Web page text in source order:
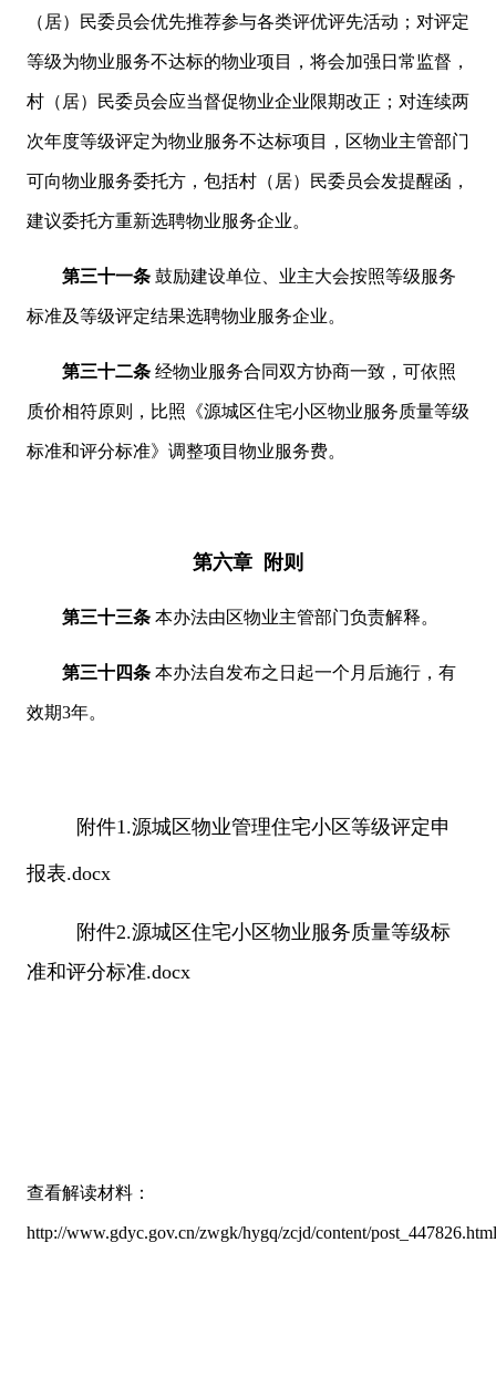
（居）民委员会优先推荐参与各类评优评先活动；对评定
等级为物业服务不达标的物业项目，将会加强日常监督，
村（居）民委员会应当督促物业企业限期改正；对连续两
次年度等级评定为物业服务不达标项目，区物业主管部门
可向物业服务委托方，包括村（居）民委员会发提醒函，
建议委托方重新选聘物业服务企业。
第三十一条鼓励建设单位、业主大会按照等级服务
标准及等级评定结果选聘物业服务企业。
第三十二条经物业服务合同双方协商一致，可依照
质价相符原则，比照《源城区住宅小区物业服务质量等级
标准和评分标准》调整项目物业服务费。
第六章 附则
第三十三条本办法由区物业主管部门负责解释。
第三十四条本办法自发布之日起一个月后施行，有
效期3年。
附件1.源城区物业管理住宅小区等级评定申
报表.docx
附件2.源城区住宅小区物业服务质量等级标
准和评分标准.docx
查看解读材料：
http://www.gdyc.gov.cn/zwgk/hygq/zcjd/content/post_447826.html